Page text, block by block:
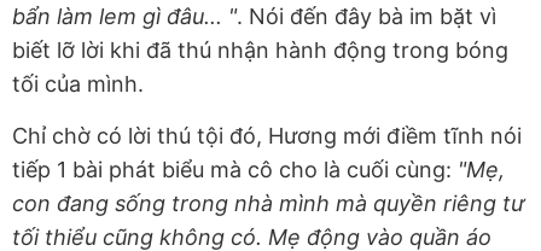
bẩn làm lem gì đâu... ". Nói đến đây bà im bặt vì
biết lỡ lời khi đã thú nhận hành động trong bóng
tối của mình.
Chỉ chờ có lời thú tội đó, Hương mới điềm tĩnh nói
tiếp 1 bài phát biểu mà cô cho là cuối cùng: "Mẹ,
con đang sống trong nhà mình mà quyền riêng tư
tối thiểu cũng không có. Mẹ động vào quần áo